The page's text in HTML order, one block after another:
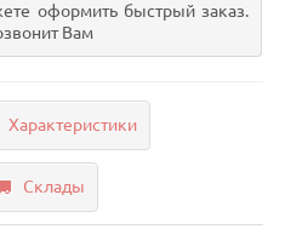
оформить быстрый заказ.
Вам
Характеристики
Склады